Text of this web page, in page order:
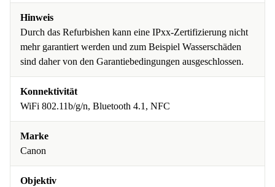
Hinweis
Durch das Refurbishen kann eine IPxx-Zertifizierung nicht
mehr garantiert werden und zum Beispiel Wasserschäden
sind daher von den Garantiebedingungen ausgeschlossen.
Konnektivität
WiFi 802.11b/g/n, Bluetooth 4.1, NFC
Marke
Canon
Objektiv